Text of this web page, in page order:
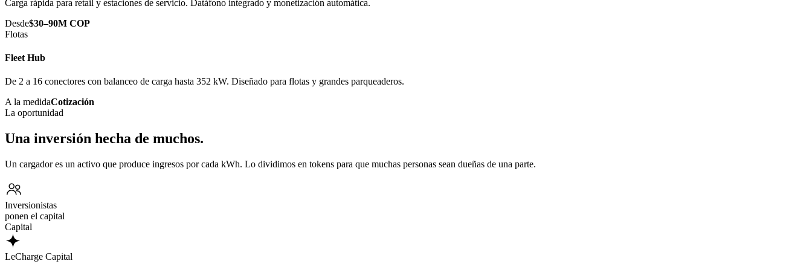
Carga rápida para retail y estaciones de servicio. Datáfono integrado y monetización automática.
Desde$30–90M COP
Flotas
Fleet Hub
De 2 a 16 conectores con balanceo de carga hasta 352 kW. Diseñado para flotas y grandes parqueaderos.
A la medidaCotización
La oportunidad
Una inversión hecha de muchos.
Un cargador es un activo que produce ingresos por cada kWh. Lo dividimos en tokens para que muchas personas sean dueñas de una parte.
Inversionistas
ponen el capital
Capital
LeCharge Capital